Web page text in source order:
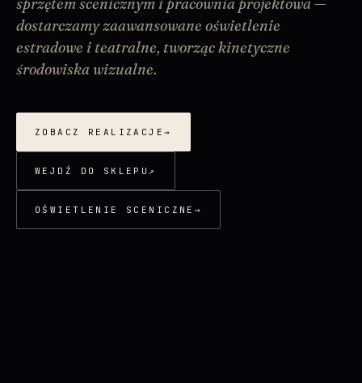
dostarczamy zaawansowane oświetlenie
estradowe i teatralne, tworząc kinetyczne
środowiska wizualne.
ZOBACZ REALIZACJE→
WEJDŹ DO SKLEPU ↗
OŚWIETLENIE SCENICZNE →